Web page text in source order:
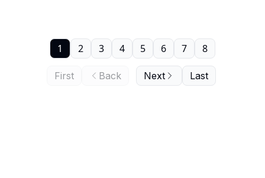
First Back
1 2 3 4 5 6 7 8
Next Last